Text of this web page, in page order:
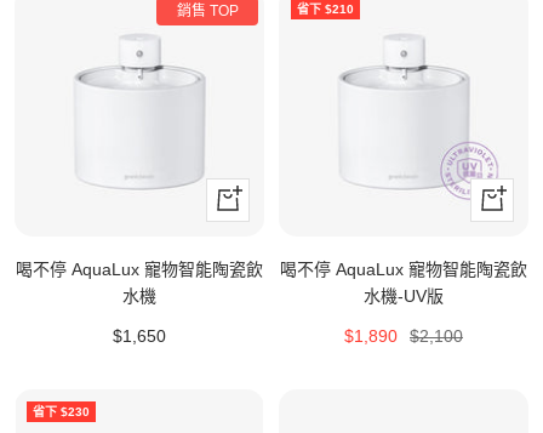
銷售 TOP
+
加
入
喝不停 AquaLux 寵物智能陶瓷飲
水機
特
$1,650
省下 $210
+
加
入
喝不停 AquaLux 寵物智能陶瓷飲
水機-UV版
特
$1,890
原
$2,100
省下 $230